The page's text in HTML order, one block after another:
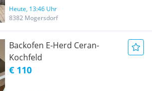
Heute, 13:46 Uhr
8382 Mogersdorf
Backofen E-Herd Ceran-
Kochfeld
€ 110